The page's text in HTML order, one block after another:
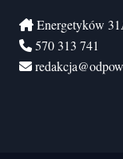
Energetyków
570 313 741